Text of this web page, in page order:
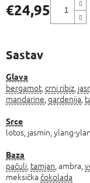
€24,95
Sastav
Glava
bergamot crni ribiz
mandarine gardenija
Srce
lotos, jasmin, ylang-
Baza
pačuli tamjan , ambra,
meksička čokolada